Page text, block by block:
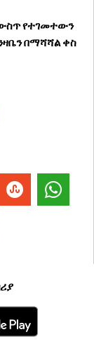
የተገመተውን
በማሻሻል ቀስ